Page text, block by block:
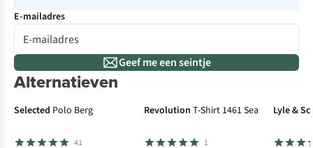
E-mailadres
Geef me een seintje
Alternatieven
Selected Polo Berg
41
Revolution T-Shirt 1461 Sea
1
Lyle &